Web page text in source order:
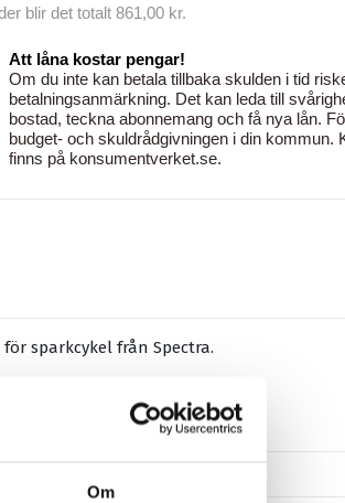
Om
blir det totalt 861,00 kr.
Att låna kostar pengar!
Om du inte kan betala tillbaka skulden i tid
betalningsanmärkning. Det kan leda till
bostad, teckna abonnemang och få nya lån.
budget- och skuldrådgivningen i din kommun.
finns på konsumentverket.se.
för sparkcykel från Spectra.